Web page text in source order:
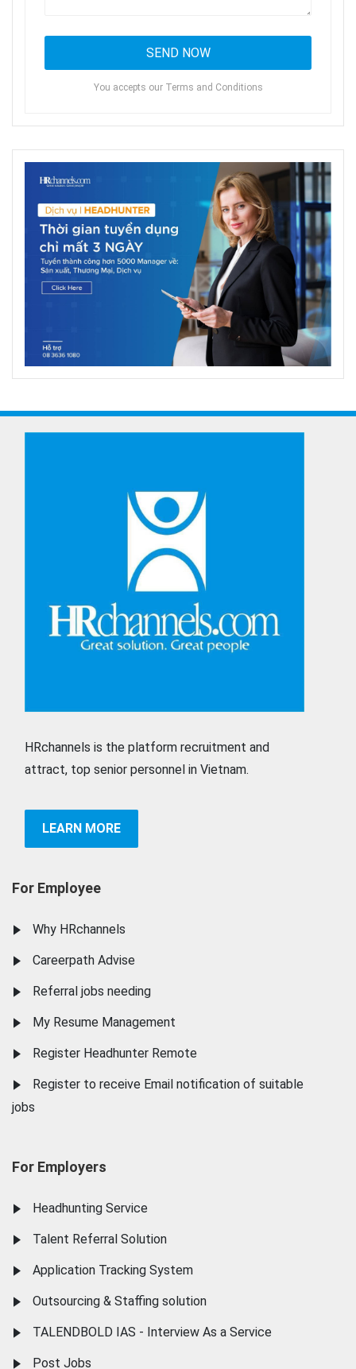
You accepts our Terms and Conditions
HRchannels is the platform recruitment and
attract, top senior personnel in Vietnam.
LEARN MORE
For Employee
Why HRchannels
Careerpath Advise
Referral jobs needing
My Resume Management
Register Headhunter Remote
Register to receive Email notification of suitable
jobs
For Employers
Headhunting Service
Talent Referral Solution
Application Tracking System
Outsourcing & Staffing solution
TALENDBOLD IAS - Interview As a Service
Post Jobs